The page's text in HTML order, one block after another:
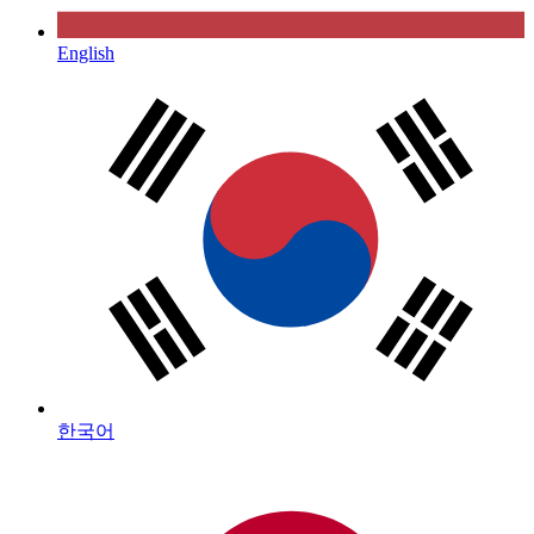
English
한국어